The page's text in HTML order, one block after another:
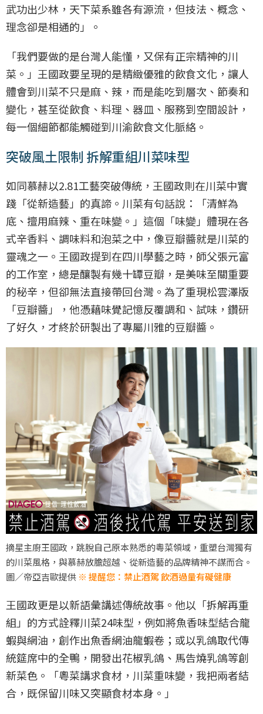
武功出少林，天下菜系雖各有源流，但技法、概念、
理念卻是相通的」。
「我們要做的是台灣人能懂，又保有正宗精神的川
菜。」王國政要呈現的是精緻優雅的飲食文化，讓人
體會到川菜不只是麻、辣，而是能吃到層次、節奏和
變化，甚至從飲食、料理、器皿、服務到空間設計，
每一個細節都能觸碰到川渝飲食文化脈絡。
突破風土限制 拆解重組川菜味型
如同慕赫以2.81工藝突破傳統，王國政則在川菜中實
踐「從新造藝」的真諦。川菜有句話說：「清鮮為
底、擅用麻辣、重在味變。」這個「味變」體現在各
式辛香料、調味料和泡菜之中，像豆瓣醬就是川菜的
靈魂之一。王國政提到在四川學藝之時，師父張元富
的工作室，總是釀製有幾十罈豆瓣，是美味至關重要
的秘辛，但卻無法直接帶回台灣。為了重現松雲澤版
「豆瓣醬」，他憑藉味覺記憶反覆調和、試味，鑽研
了好久，才終於研製出了專屬川雅的豆瓣醬。
摘星主廚王國政，跳脫自己原本熟悉的粵菜領域，重塑台灣獨有
的川菜風格，與慕赫放膽超越、從新造藝的品牌精神不謀而合。
圖／帝亞吉歐提供 ※ 提醒您：禁止酒駕 飲酒過量有礙健康
王國政更是以新語彙講述傳統故事。他以「拆解再重
組」的方式詮釋川菜24味型，例如將魚香味型結合龍
蝦與網油，創作出魚香網油龍蝦卷；或以乳鴿取代傳
統筵席中的全鴨，開發出花椒乳鴿、馬告燒乳鴿等創
新菜色。「粵菜講求食材，川菜重味變，我把兩者結
合，既保留川味又突顯食材本身。」